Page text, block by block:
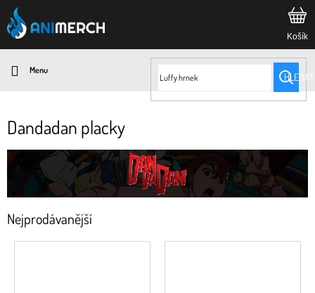
Přejít
na
obsah
HLEDAT
Dandadan placky
Nejprodávanější